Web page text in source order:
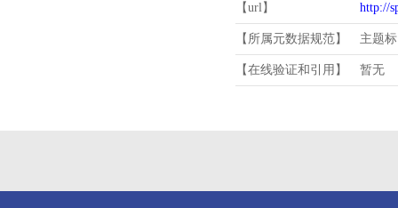
【url】 http://
【所属元数据规范】 主题
【在线验证和引用】 暂无